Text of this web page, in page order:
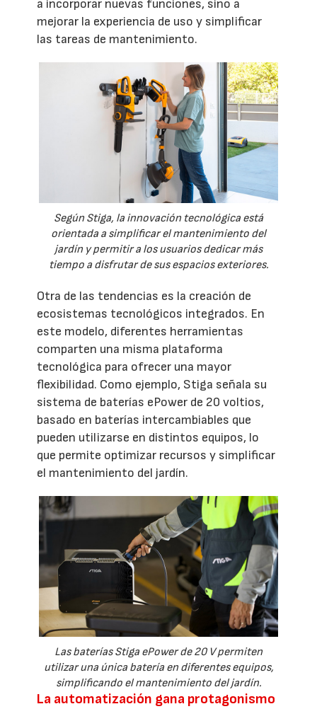
a incorporar nuevas funciones, sino a
mejorar la experiencia de uso y simplificar
las tareas de mantenimiento.
Según Stiga, la innovación tecnológica está
orientada a simplificar el mantenimiento del
jardín y permitir a los usuarios dedicar más
tiempo a disfrutar de sus espacios exteriores.
Otra de las tendencias es la creación de
ecosistemas tecnológicos integrados. En
este modelo, diferentes herramientas
comparten una misma plataforma
tecnológica para ofrecer una mayor
flexibilidad. Como ejemplo, Stiga señala su
sistema de baterías ePower de 20 voltios,
basado en baterías intercambiables que
pueden utilizarse en distintos equipos, lo
que permite optimizar recursos y simplificar
el mantenimiento del jardín.
Las baterías Stiga ePower de 20 V permiten
utilizar una única batería en diferentes equipos,
simplificando el mantenimiento del jardín.
La automatización gana protagonismo